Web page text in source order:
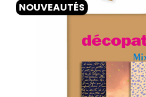
NOUVEAUTÉS